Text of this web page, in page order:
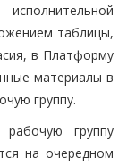
таблицы,
в Платформу
материалы в
группу.
группу
на очередном